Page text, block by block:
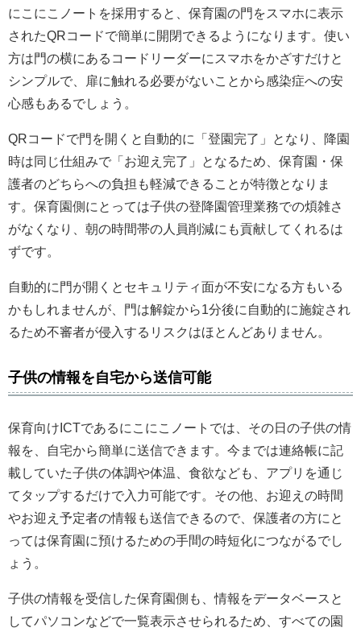
にこにこノートを採用すると、保育園の門をスマホに表示
されたQRコードで簡単に開閉できるようになります。使い
方は門の横にあるコードリーダーにスマホをかざすだけと
シンプルで、扉に触れる必要がないことから感染症への安
心感もあるでしょう。
QRコードで門を開くと自動的に「登園完了」となり、降園
時は同じ仕組みで「お迎え完了」となるため、保育園・保
護者のどちらへの負担も軽減できることが特徴となりま
す。保育園側にとっては子供の登降園管理業務での煩雑さ
がなくなり、朝の時間帯の人員削減にも貢献してくれるは
ずです。
自動的に門が開くとセキュリティ面が不安になる方もいる
かもしれませんが、門は解錠から1分後に自動的に施錠され
るため不審者が侵入するリスクはほとんどありません。
子供の情報を自宅から送信可能
保育向けICTであるにこにこノートでは、その日の子供の情
報を、自宅から簡単に送信できます。今までは連絡帳に記
載していた子供の体調や体温、食欲なども、アプリを通じ
てタップするだけで入力可能です。その他、お迎えの時間
やお迎え予定者の情報も送信できるので、保護者の方にと
っては保育園に預けるための手間の時短化につながるでし
ょう。
子供の情報を受信した保育園側も、情報をデータベースと
してパソコンなどで一覧表示させられるため、すべての園